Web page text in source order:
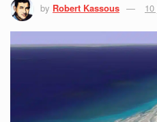
by Robert Kassous 10